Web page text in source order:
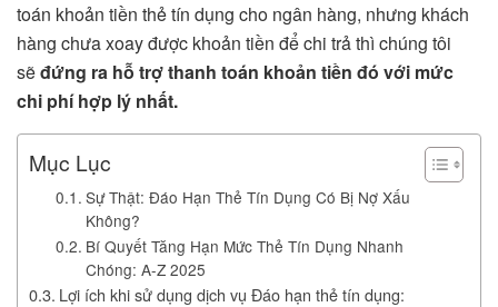
toán khoản tiền thẻ tín dụng cho ngân hàng, nhưng khách
hàng chưa xoay được khoản tiền để chi trả thì chúng tôi
sẽđứng ra hỗ trợ thanh toán khoản tiền đó với mức
chi phí hợp lý nhất.
Mục Lục
Sự Thật: Đáo Hạn Thẻ Tín Dụng Có Bị Nợ Xấu
Không?
Bí Quyết Tăng Hạn Mức Thẻ Tín Dụng Nhanh
Chóng: A-Z 2025
Lợi ích khi sử dụng dịch vụ Đáo hạn thẻ tín dụng: